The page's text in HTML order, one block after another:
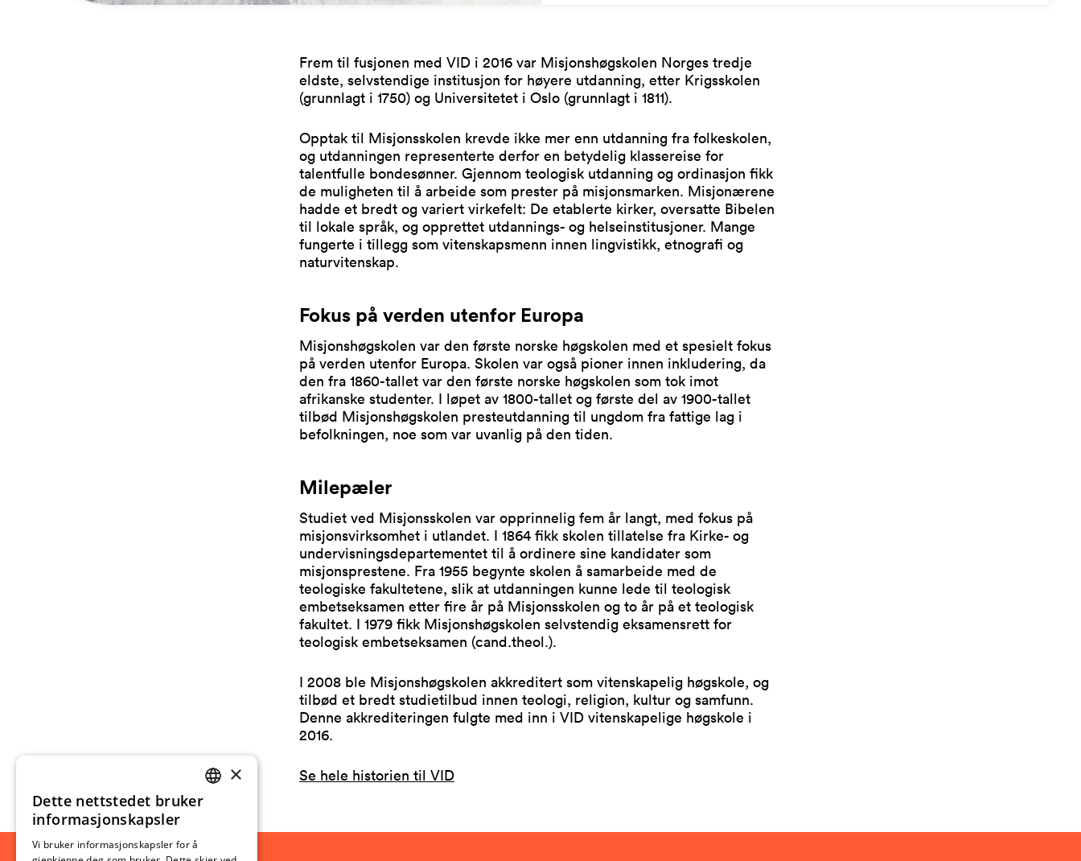
Frem til fusjonen med VID i 2016 var Misjonshøgskolen Norges tredje
eldste, selvstendige institusjon for høyere utdanning, etter Krigsskolen
(grunnlagt i 1750) og Universitetet i Oslo (grunnlagt i 1811).
Opptak til Misjonsskolen krevde ikke mer enn utdanning fra folkeskolen,
og utdanningen representerte derfor en betydelig klassereise for
talentfulle bondesønner. Gjennom teologisk utdanning og ordinasjon fikk
de muligheten til å arbeide som prester på misjonsmarken. Misjonærene
hadde et bredt og variert virkefelt: De etablerte kirker, oversatte Bibelen
til lokale språk, og opprettet utdannings- og helseinstitusjoner. Mange
fungerte i tillegg som vitenskapsmenn innen lingvistikk, etnografi og
naturvitenskap.
Fokus på verden utenfor Europa
Misjonshøgskolen var den første norske høgskolen med et spesielt fokus
på verden utenfor Europa. Skolen var også pioner innen inkludering, da
den fra 1860-tallet var den første norske høgskolen som tok imot
afrikanske studenter. I løpet av 1800-tallet og første del av 1900-tallet
tilbød Misjonshøgskolen presteutdanning til ungdom fra fattige lag i
befolkningen, noe som var uvanlig på den tiden.
Milepæler
Studiet ved Misjonsskolen var opprinnelig fem år langt, med fokus på
misjonsvirksomhet i utlandet. I 1864 fikk skolen tillatelse fra Kirke- og
undervisningsdepartementet til å ordinere sine kandidater som
misjonsprestene. Fra 1955 begynte skolen å samarbeide med de
teologiske fakultetene, slik at utdanningen kunne lede til teologisk
embetseksamen etter fire år på Misjonsskolen og to år på et teologisk
fakultet. I 1979 fikk Misjonshøgskolen selvstendig eksamensrett for
teologisk embetseksamen (cand.theol.).
I 2008 ble Misjonshøgskolen akkreditert som vitenskapelig høgskole, og
tilbød et bredt studietilbud innen teologi, religion, kultur og samfunn.
Denne akkrediteringen fulgte med inn i VID vitenskapelige høgskole i
2016.
Se hele historien til VID
NORWEGIAN
×
Dette nettstedet bruker
informasjonskapsler
Vi bruker informasjonskapsler for å